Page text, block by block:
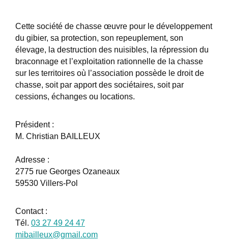
Cette société de chasse œuvre pour le développement
du gibier, sa protection, son repeuplement, son
élevage, la destruction des nuisibles, la répression du
braconnage et l’exploitation rationnelle de la chasse
sur les territoires où l’association possède le droit de
chasse, soit par apport des sociétaires, soit par
cessions, échanges ou locations.
Président :
M. Christian BAILLEUX
Adresse :
2775 rue Georges Ozaneaux
59530 Villers-Pol
Contact :
Tél. 03 27 49 24 47
mibailleux@gmail.com